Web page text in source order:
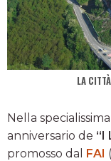
LA
Nella
anniversario de “I
promosso dal FAI